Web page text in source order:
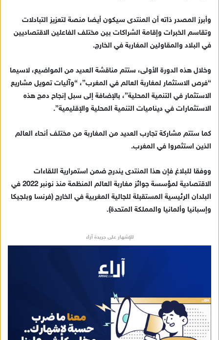
وأبرز المصدر ذاته أن المنتدى سيكون أيضا منصة لتعزيز التبادلات
وتقاسم الخبرات وإقامة الشراكات بين مختلف الفاعلين الاقتصاديين
في البلاد والمقاولين المغاربة في الخارج.
وخلال هذه الدورة الأولى، ستتم مناقشة العديد من المواضيع، لاسيما
“فرص الاستثمار لمغاربة العالم في المغرب”، “وآليات تمويل مشاريع
الاستثمار في التنمية المحلية”، بالإضافة إلى سبل إنجاح دمج هذه
الاستثمارات في ديناميات التنمية المحلية والإقليمية”.
كما ستتم مشاركة تجارب العديد من المغاربة من مختلف أنحاء العالم
الذين استثمروا في المغرب.
ووفقا للبلاغ فإن هذا المنتدى يندرج ضمن استمرارية اللقاءات
الاقتصادية لمؤسسة جوائز مغاربة العالم المنظمة منذ نونبر 2022 في
البلدان الرئيسية المستقبلة للجالية المغربية في الخارج (فرنسا وبلجيكا
وإسبانيا وألمانيا والمملكة المتحدة).
للإشهار على جريدة آراء